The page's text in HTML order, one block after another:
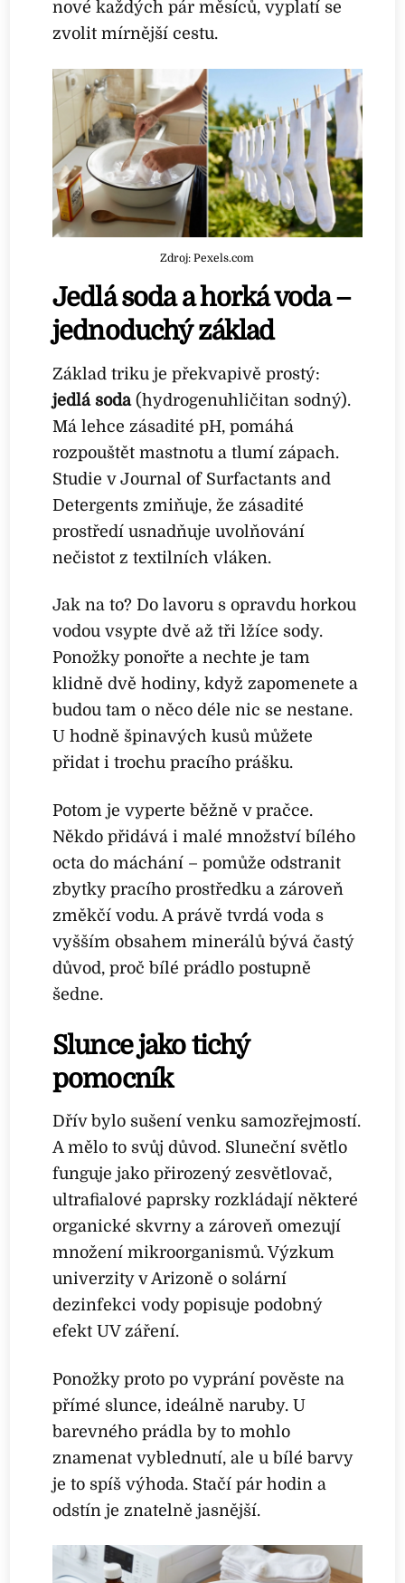
nové každých pár měsíců, vyplatí se
zvolit mírnější cestu.
Zdroj: Pexels.com
Jedlá soda a horká voda –
jednoduchý základ
Základ triku je překvapivě prostý:
jedlá soda(hydrogenuhličitan sodný).
Má lehce zásadité pH, pomáhá
rozpouštět mastnotu a tlumí zápach.
Studie v Journal of Surfactants and
Detergents zmiňuje, že zásadité
prostředí usnadňuje uvolňování
nečistot z textilních vláken.
Jak na to? Do lavoru s opravdu horkou
vodou vsypte dvě až tři lžíce sody.
Ponožky ponořte a nechte je tam
klidně dvě hodiny, když zapomenete a
budou tam o něco déle nic se nestane.
U hodně špinavých kusů můžete
přidat i trochu pracího prášku.
Potom je vyperte běžně v pračce.
Někdo přidává i malé množství bílého
octa do máchání – pomůže odstranit
zbytky pracího prostředku a zároveň
změkčí vodu. A právě tvrdá voda s
vyšším obsahem minerálů bývá častý
důvod, proč bílé prádlo postupně
šedne.
Slunce jako tichý
pomocník
Dřív bylo sušení venku samozřejmostí.
A mělo to svůj důvod. Sluneční světlo
funguje jako přirozený zesvětlovač,
ultrafialové paprsky rozkládají některé
organické skvrny a zároveň omezují
množení mikroorganismů. Výzkum
univerzity v Arizoně o solární
dezinfekci vody popisuje podobný
efekt UV záření.
Ponožky proto po vyprání pověste na
přímé slunce, ideálně naruby. U
barevného prádla by to mohlo
znamenat vyblednutí, ale u bílé barvy
je to spíš výhoda. Stačí pár hodin a
odstín je znatelně jasnější.